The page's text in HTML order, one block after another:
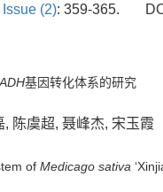
Issue (2): 359-365.
基因转化体系的研究
, 陈虞超, 聂峰杰, 宋玉霞
of Medicago sativa